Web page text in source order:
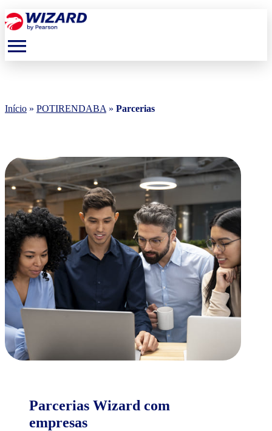
menu
Início » POTIRENDABA » Parcerias
Parcerias Wizard com
empresas